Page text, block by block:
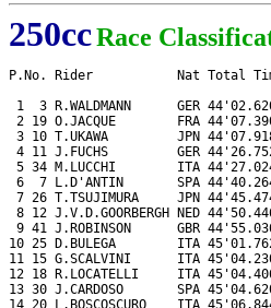
250ccRace
P.No. Rider           Nat Total
1  3 R.WALDMANN      GER
2 19 O.JACQUE        FRA
3 10 T.UKAWA         JPN
4 11 J.FUCHS         GER
5 34 M.LUCCHI        ITA
6  7 L.D'ANTIN       SPA
7 26 T.TSUJIMURA     JPN
8 12 J.V.D.GOORBERGH NED
9 41 J.ROBINSON      GBR
10 25 D.BULEGA        ITA
11 15 G.SCALVINI      ITA
12 18 R.LOCATELLI     ITA
13 30 J.CARDOSO       SPA
14 20 L.BOSCOSCURO    ITA